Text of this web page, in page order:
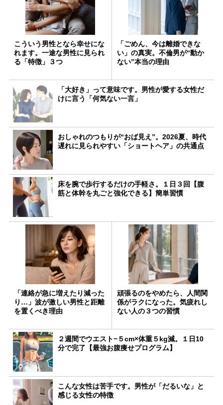
こういう男性となら幸せにな
れます。一途な男性に見られ
る「特徴」３つ
「ごめん、今は離婚できな
い」の真実。不倫男が“動か
ない”本当の理由
「大好き」って意味です。男性が愛する女性だ
けに言う「何気ない一言」
おしゃれのつもりが“おば見え”。2026夏、時代
遅れに見られやすい「ショートヘア」の共通点
床を腕で歩行するだけの手軽さ。１日３回【腹
筋と体幹を丸ごと強化できる】簡単習慣
「連絡が急に増えたり減った
り…」波が激しい男性と距離
を置くべき理由
頑張るのをやめたら、人間関
係がラクになった。気疲れし
ない人の３つの習慣
２週間でウエスト−５cm×体重５kg減。１日10
分で完了【最強お腹痩せプログラム】
こんな女性は苦手です。男性が「だるいな」と
感じる女性の特徴